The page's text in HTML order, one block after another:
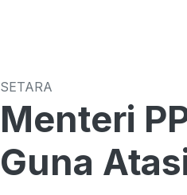
SETARA
Menteri
Guna